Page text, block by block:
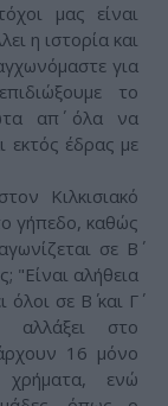
μας είναι
η ιστορία και
για
το
απ΄ όλα να
εκτός έδρας με
Κιλκισιακό
γήπεδο, καθώς
σε Β΄
"Είναι αλήθεια
σε Β΄ και Γ΄
αλλάξει στο
16 μόνο
ενώ